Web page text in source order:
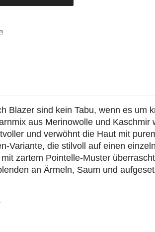
Blazer sind kein Tabu, wenn es um
aus Merinowolle und Kaschmir
und verwöhnt die Haut mit
Variante, die stilvoll auf einen
zartem Pointelle-Muster
an Ärmeln, Saum und